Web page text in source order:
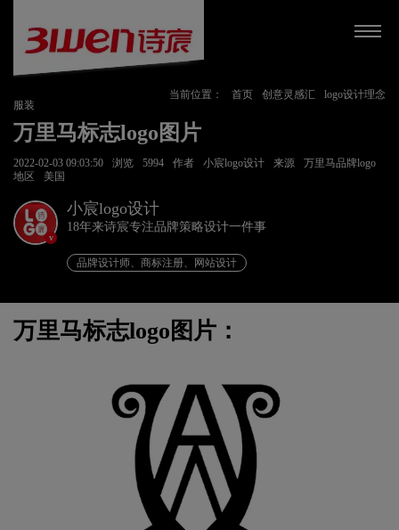
当前位置： 首页 创意灵感汇
logo设计理念
服装
万里马标志logo图片
2022-02-03 09:03:50 浏览 5994 作者 小宸logo设计 来源
万里马品牌logo
地区
美国
v
小宸logo设计
18年来诗宸专注品牌策略设计一件事
品牌设计师、商标注册、网站设计
万里马标志logo图片：